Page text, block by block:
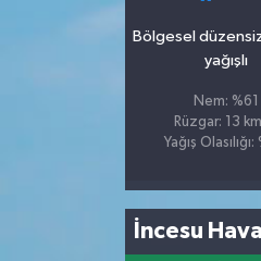
Bölgesel
yağışlı
Nem: %61
Rüzgar: 13
Yağış
İncesu